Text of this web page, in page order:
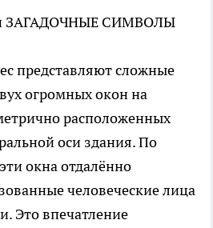
ЗАГАДОЧНЫЕ СИМВОЛЫ
представляют сложные
огромных окон на
расположенных
оси здания. По
окна отдалённо
человеческие лица
Это впечатление